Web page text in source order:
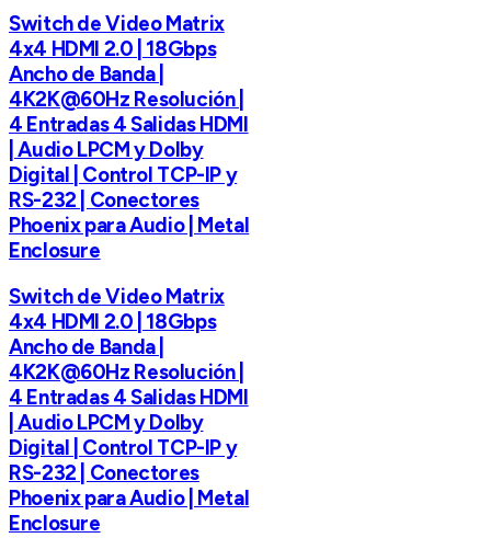
Switch de Video Matrix
4x4 HDMI 2.0 | 18Gbps
Ancho de Banda |
4K2K@60Hz Resolución |
4 Entradas 4 Salidas HDMI
| Audio LPCM y Dolby
Digital | Control TCP-IP y
RS-232 | Conectores
Phoenix para Audio | Metal
Enclosure
Switch de Video Matrix
4x4 HDMI 2.0 | 18Gbps
Ancho de Banda |
4K2K@60Hz Resolución |
4 Entradas 4 Salidas HDMI
| Audio LPCM y Dolby
Digital | Control TCP-IP y
RS-232 | Conectores
Phoenix para Audio | Metal
Enclosure